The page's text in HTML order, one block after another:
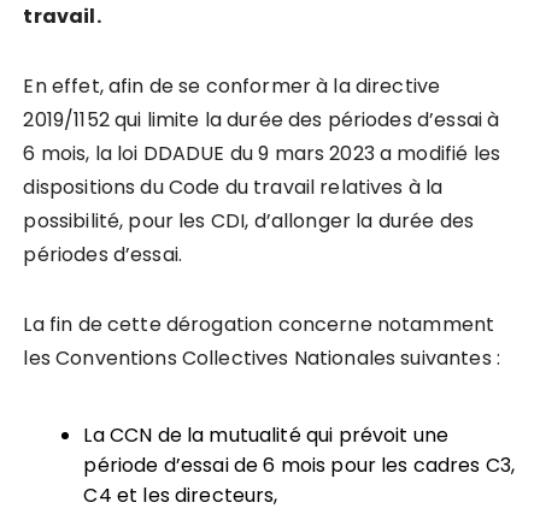
travail.
En effet, afin de se conformer à la directive
2019/1152 qui limite la durée des périodes d’essai à
6 mois, la loi DDADUE du 9 mars 2023 a modifié les
dispositions du Code du travail relatives à la
possibilité, pour les CDI, d’allonger la durée des
périodes d’essai.
La fin de cette dérogation concerne notamment
les Conventions Collectives Nationales suivantes :
La CCN de la mutualité qui prévoit une
période d’essai de 6 mois pour les cadres C3,
C4 et les directeurs,